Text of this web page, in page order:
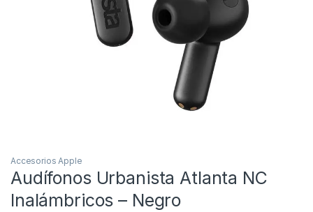
Accesorios Apple
Audífonos Urbanista Atlanta NC
Inalámbricos – Negro